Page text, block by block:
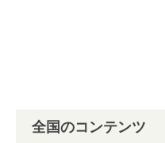
全国のコンテンツ